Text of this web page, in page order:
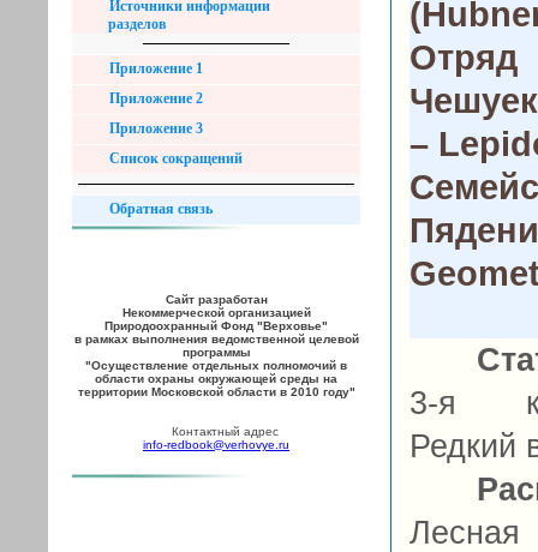
Источники информации
разделов
Приложение 1
Приложение 2
Приложение 3
Список сокращений
Обратная связь
Сайт разработан
Некоммерческой организацией
Природоохранный Фонд "Верховье"
в рамках выполнения ведомственной целевой
программы
"Осуществление отдельных полномочий в
области охраны окружающей среды на
территории Московской области в 2010 году"
Контактный адрес
info-redbook@verhovye.ru
Отряд
–
3-я
Редкий